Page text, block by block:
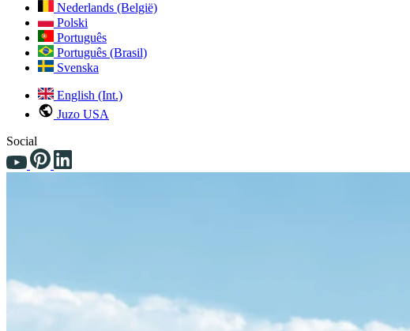
Nederlands (België)
Polski
Português
Português (Brasil)
Svenska
English (Int.)
Juzo USA
Social